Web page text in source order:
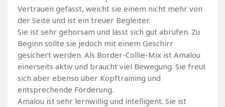
Vertrauen gefasst, weicht sie einem nicht mehr von
der Seite und ist ein treuer Begleiter.
Sie ist sehr gehorsam und lässt sich gut abrufen. Zu
Beginn sollte sie jedoch mit einem Geschirr
gesichert werden. Als Border-Collie-Mix ist Amalou
einerseits aktiv und braucht viel Bewegung. Sie freut
sich aber ebenso über Kopftraining und
entsprechende Förderung.
Amalou ist sehr lernwillig und intelligent. Sie ist